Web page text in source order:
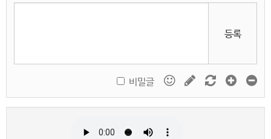
등록
비밀글